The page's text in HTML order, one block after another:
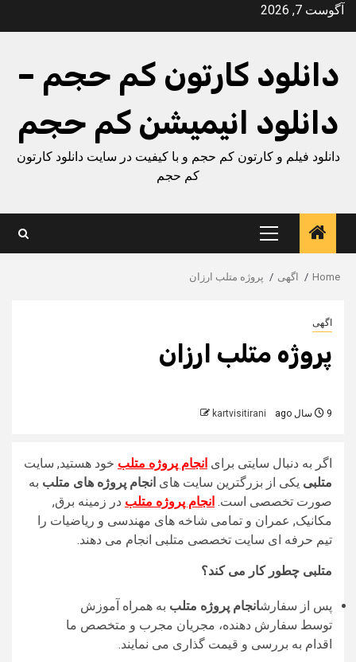
Skipآگوست 7, 2026
دانلود کارتون کم حجم –
دانلود انیمیشن کم حجم
دانلود فیلم و کارتون کم حجم و با کیفیت در سایت دانلود کارتون
کم حجم
Primary
Menu
Home اگهی پروژه متلب ارزان
اگهی
پروژه متلب ارزان
9 سال ago kartvisitirani
اگر به دنبال سایتی برای انجام پروژه متلب خود هستید, سایت
متلبی یکی از بزرگترین سایت های انجام پروژه های متلب به
صورت تخصصی است. انجام پروژه متلب در زمینه برق,
مکانیک, عمران و تمامی شاخه های مهندسی و ریاضیات را
تیم حرفه ای سایت تخصصی متلبی انجام می دهند.
متلبی چطور کار می کند؟
پس از سفارشانجام پروژه متلب به همراه آموزش
توسط سفارش دهنده، مجریان مجرب و متخصص ما
اقدام به بررسی و قیمت گذاری می نمایند.